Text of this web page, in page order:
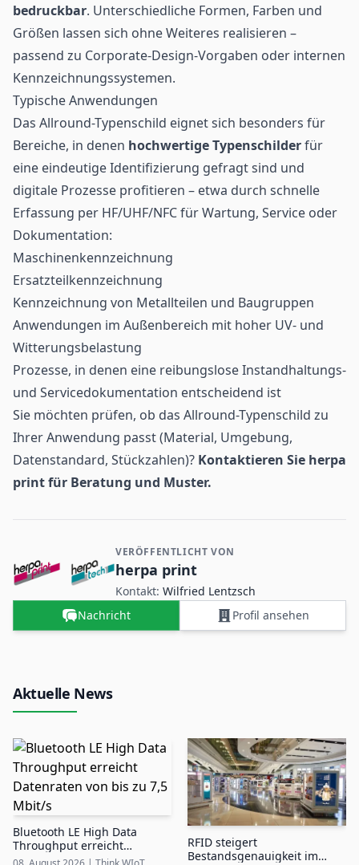
bedruckbar. Unterschiedliche Formen, Farben und
Größen lassen sich ohne Weiteres realisieren –
passend zu Corporate-Design-Vorgaben oder internen
Kennzeichnungssystemen.
Typische Anwendungen
Das Allround-Typenschild eignet sich besonders für
Bereiche, in denen hochwertige Typenschilderfür
eine eindeutige Identifizierung gefragt sind und
digitale Prozesse profitieren – etwa durch schnelle
Erfassung per HF/UHF/NFC für Wartung, Service oder
Dokumentation:
Maschinenkennzeichnung
Ersatzteilkennzeichnung
Kennzeichnung von Metallteilen und Baugruppen
Anwendungen im Außenbereich mit hoher UV- und
Witterungsbelastung
Prozesse, in denen eine reibungslose Instandhaltungs-
und Servicedokumentation entscheidend ist
Sie möchten prüfen, ob das Allround-Typenschild zu
Ihrer Anwendung passt (Material, Umgebung,
Datenstandard, Stückzahlen)? Kontaktieren Sie herpa
print für Beratung und Muster.
Kontakt- und Firmeninformationen
VERÖFFENTLICHT VON
herpa print
Kontakt: Wilfried Lentzsch
Nachricht
Profil ansehen
Aktuelle News
Bluetooth LE High Data
Throughput erreicht
Datenraten von bis zu 7,5
RFID steigert
Bestandsgenauigkeit im